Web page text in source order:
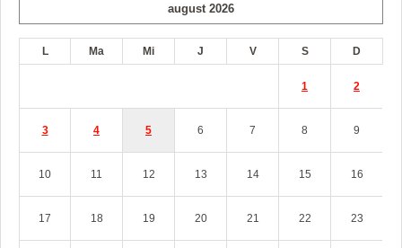
august 2026
L Ma Mi J V S D
1 2
3 4 5 6 7 8 9
10 11 12 13 14 15 16
17 18 19 20 21 22 23